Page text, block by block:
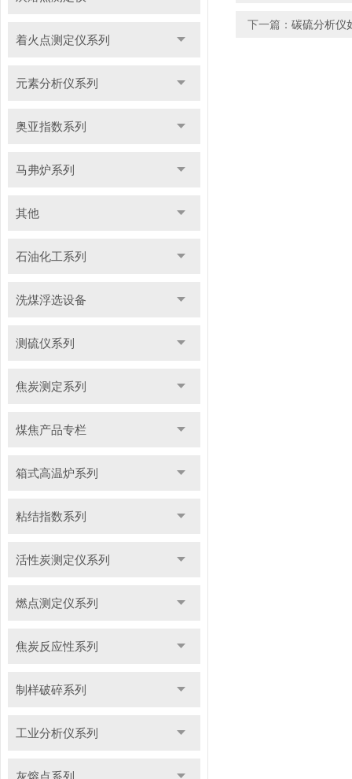
着火点测定仪系列
元素分析仪系列
奥亚指数系列
马弗炉系列
其他
石油化工系列
洗煤浮选设备
测硫仪系列
焦炭测定系列
煤焦产品专栏
箱式高温炉系列
粘结指数系列
活性炭测定仪系列
燃点测定仪系列
焦炭反应性系列
制样破碎系列
工业分析仪系列
灰熔点系列
下一篇： 碳硫分析仪